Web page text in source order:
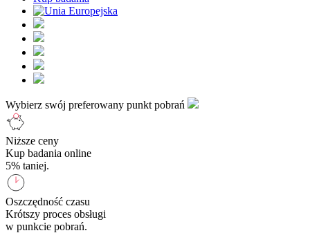
Wybierz swój preferowany punkt pobrań
Niższe ceny
Kup badania online
5% taniej.
Oszczędność czasu
Krótszy proces obsługi
w punkcie pobrań.